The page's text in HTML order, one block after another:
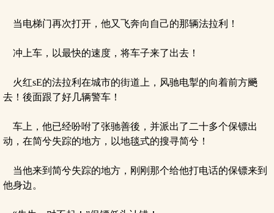
当电梯门再次打开，他又飞奔向自己的那辆法拉利！
冲上车，以最快的速度，将车子来了出去！
火红sE的法拉利在城市的街道上，风驰电掣的向着前方飈
去！後面跟了好几辆警车！
车上，他已经吩咐了张驰善後，并派出了二十多个保镖出
动，在简兮失踪的地方，以地毯式的搜寻简兮！
当他来到简兮失踪的地方，刚刚那个给他打电话的保镖来到
他身边。